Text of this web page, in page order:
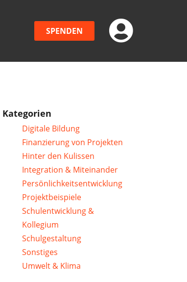
SPENDEN
Kategorien
Digitale Bildung
Finanzierung von Projekten
Hinter den Kulissen
Integration & Miteinander
Persönlichkeitsentwicklung
Projektbeispiele
Schulentwicklung &
Kollegium
Schulgestaltung
Sonstiges
Umwelt & Klima